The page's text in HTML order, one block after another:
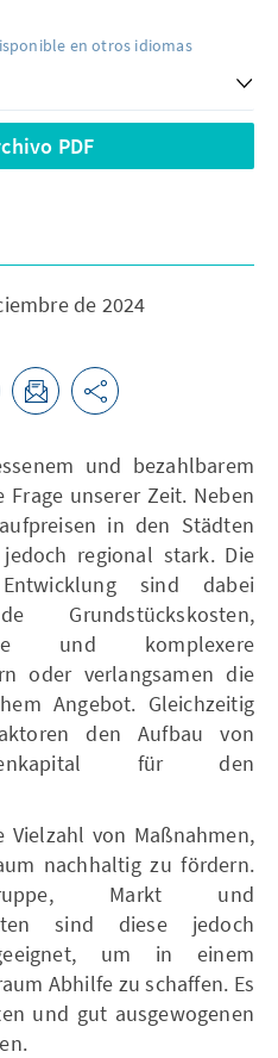
en otros idiomas
PDF
de 2024
und bezahlbarem
unserer Zeit. Neben
in den Städten
regional stark. Die
sind dabei
Grundstückskosten,
und komplexere
oder verlangsamen die
Angebot. Gleichzeitig
den Aufbau von
für den
Vielzahl von Maßnahmen,
nachhaltig zu fördern.
Markt und
sind diese jedoch
um in einem
Abhilfe zu schaffen. Es
und gut ausgewogenen